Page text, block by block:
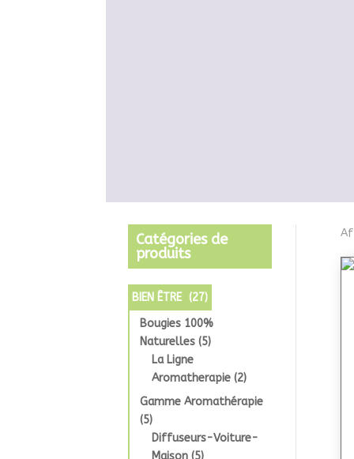
Catégories de
produits
BIEN ÊTRE (27)
Bougies 100%
Naturelles (5)
La Ligne
Aromatherapie (2)
Gamme Aromathérapie
(5)
Diffuseurs-Voiture-
Maison (5)